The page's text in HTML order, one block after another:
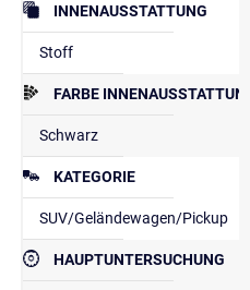
INNENAUSSTATTUNG
Stoff
FARBE INNENAUSSTATTUNG
Schwarz
KATEGORIE
SUV/Geländewagen/Pickup
HAUPTUNTERSUCHUNG